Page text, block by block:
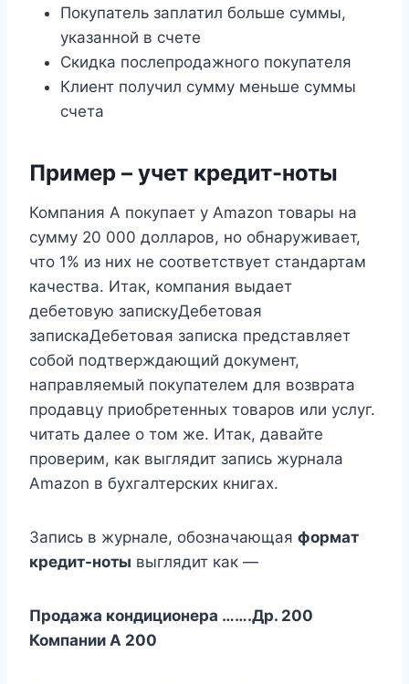
Покупатель заплатил больше суммы,
указанной в счете
Скидка послепродажного покупателя
Клиент получил сумму меньше суммы
счета
Пример – учет кредит-ноты
Компания А покупает у Amazon товары на
сумму 20 000 долларов, но обнаруживает,
что 1% из них не соответствует стандартам
качества. Итак, компания выдает
дебетовую запискуДебетовая
запискаДебетовая записка представляет
собой подтверждающий документ,
направляемый покупателем для возврата
продавцу приобретенных товаров или услуг.
читать далее о том же. Итак, давайте
проверим, как выглядит запись журнала
Amazon в бухгалтерских книгах.
Запись в журнале, обозначающая формат
кредит-ноты выглядит как —
Продажа кондиционера …….Др. 200
Компании А 200